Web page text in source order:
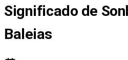
Significado de
Baleias